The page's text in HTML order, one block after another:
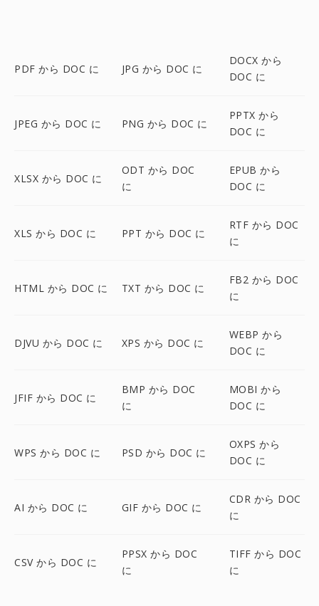
PDF から DOC に JPG から DOC に
DOCX から
DOC に
JPEG から DOC に PNG から DOC に
PPTX から
DOC に
XLSX から DOC に
ODT から DOC
に
EPUB から
DOC に
XLS から DOC に PPT から DOC に
RTF から DOC
に
HTML から DOC に TXT から DOC に
FB2 から DOC
に
DJVU から DOC に XPS から DOC に
WEBP から
DOC に
JFIF から DOC に
BMP から DOC
に
MOBI から
DOC に
WPS から DOC に PSD から DOC に
OXPS から
DOC に
AI から DOC に GIF から DOC に
CDR から DOC
に
CSV から DOC に
PPSX から DOC
に
TIFF から DOC
に